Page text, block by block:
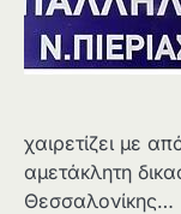
χαιρετίζει με
αμετάκλητη
Θεσσαλονίκης…